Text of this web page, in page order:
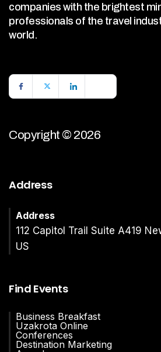
companies with the brightest
professionals of the travel
world.
Copyright © 2026
Address
Address
112 Capitol Trail Suite A419
US
Find Events
Business Breakfast
Uzakrota Online
Conferences
Destination Marketing